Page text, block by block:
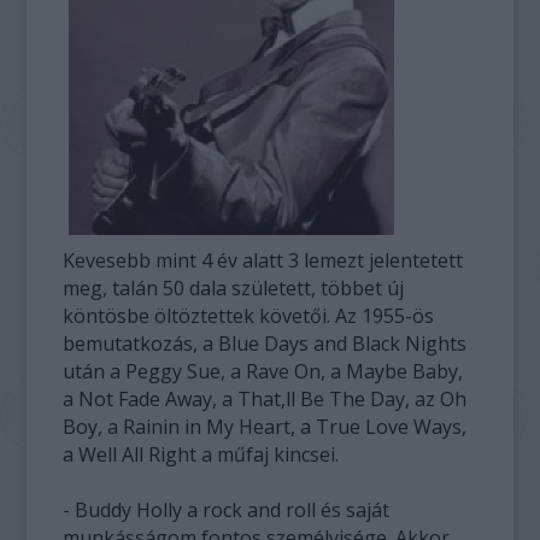
Kevesebb mint 4 év alatt 3 lemezt jelentetett
meg, talán 50 dala született, többet új
köntösbe öltöztettek követői. Az 1955-ös
bemutatkozás, a Blue Days and Black Nights
után a Peggy Sue, a Rave On, a Maybe Baby,
a Not Fade Away, a That,ll Be The Day, az Oh
Boy, a Rainin in My Heart, a True Love Ways,
a Well All Right a műfaj kincsei.
- Buddy Holly a rock and roll és saját